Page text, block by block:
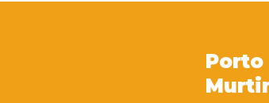
Porto